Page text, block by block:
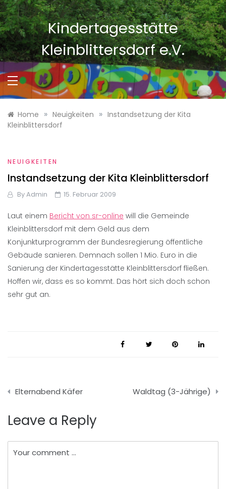
Skip
to
content
Kindertagesstätte
Kleinblittersdorf e.V.
Home » Neuigkeiten » Instandsetzung der Kita
Kleinblittersdorf
NEUIGKEITEN
Instandsetzung der Kita Kleinblittersdorf
ByAdmin 15. Februar 2009
Laut einem Bericht von sr-online will die Gemeinde
Kleinblittersdorf mit dem Geld aus dem
Konjunkturprogramm der Bundesregierung öffentliche
Gebäude sanieren. Demnach sollen 1 Mio. Euro in die
Sanierung der Kindertagesstätte Kleinblittersdorf fließen.
Hoffen wir, dass es so kommt. Das hört sich doch schon
sehr gut an.
Beitragsnavigation
Elternabend Käfer Waldtag (3-Jährige)
Leave a Reply